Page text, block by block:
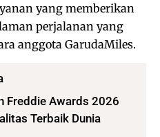
yang memberikan
perjalanan yang
anggota GarudaMiles.
Freddie Awards 2026
Terbaik Dunia